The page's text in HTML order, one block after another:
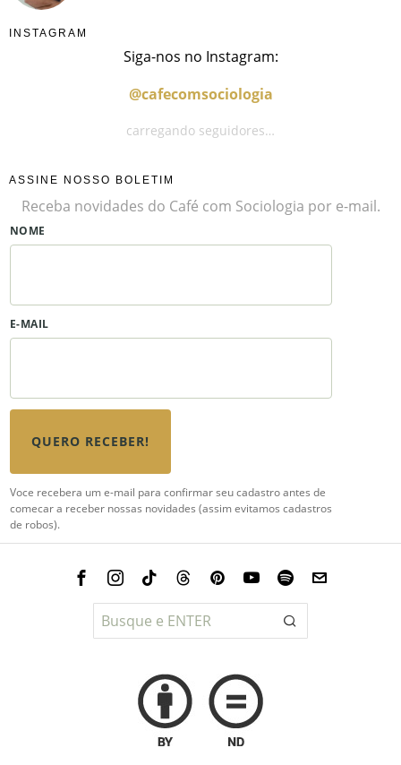
INSTAGRAM
Siga-nos no Instagram:
@cafecomsociologia
carregando seguidores…
ASSINE NOSSO BOLETIM
Receba novidades do Café com Sociologia por e-mail.
NOME
E-MAIL
QUERO RECEBER!
Voce recebera um e-mail para confirmar seu cadastro antes de
comecar a receber nossas novidades (assim evitamos cadastros
de robos).